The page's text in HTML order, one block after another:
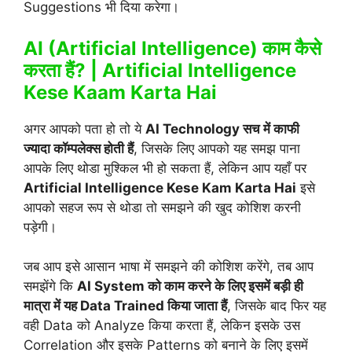
Suggestions भी दिया करेगा।
AI (Artificial Intelligence) काम कैसे
करता हैं? | Artificial Intelligence
Kese Kaam Karta Hai
अगर आपको पता हो तो ये AI Technology सच में काफी
ज्यादा कॉम्पलेक्स होती हैं, जिसके लिए आपको यह समझ पाना
आपके लिए थोडा मुश्किल भी हो सकता हैं, लेकिन आप यहाँ पर
Artificial Intelligence Kese Kam Karta Hai इसे
आपको सहज रूप से थोडा तो समझने की खुद कोशिश करनी
पड़ेगी।
जब आप इसे आसान भाषा में समझने की कोशिश करेंगे, तब आप
समझेंगे कि AI System को काम करने के लिए इसमें बड़ी ही
मात्रा में यह Data Trained किया जाता हैं, जिसके बाद फिर यह
वही Data को Analyze किया करता हैं, लेकिन इसके उस
Correlation और इसके Patterns को बनाने के लिए इसमें